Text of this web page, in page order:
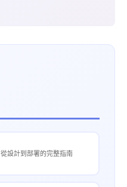
從設計到部署的完整指南